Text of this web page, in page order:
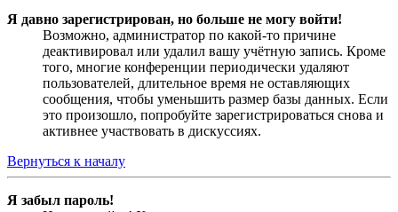
Я давно зарегистрирован, но больше не могу войти!
Возможно, администратор по какой-то причине
деактивировал или удалил вашу учётную запись. Кроме
того, многие конференции периодически удаляют
пользователей, длительное время не оставляющих
сообщения, чтобы уменьшить размер базы данных. Если
это произошло, попробуйте зарегистрироваться снова и
активнее участвовать в дискуссиях.
Вернуться к началу
Я забыл пароль!